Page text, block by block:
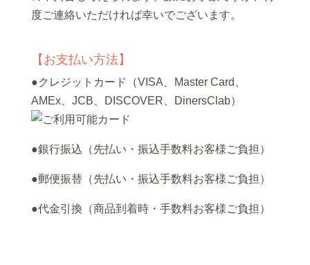
度ご連絡いただければ幸いでございます。
【お支払い方法】
●クレジットカード（VISA、Master Card、
AMEx、JCB、DISCOVER、DinersClab）
●銀行振込（先払い・振込手数料お客様ご負担）
●郵便振替（先払い・振込手数料お客様ご負担）
●代金引換（商品到着時・手数料お客様ご負担）